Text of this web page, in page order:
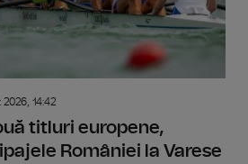
14:42
titluri europene,
României la Varese